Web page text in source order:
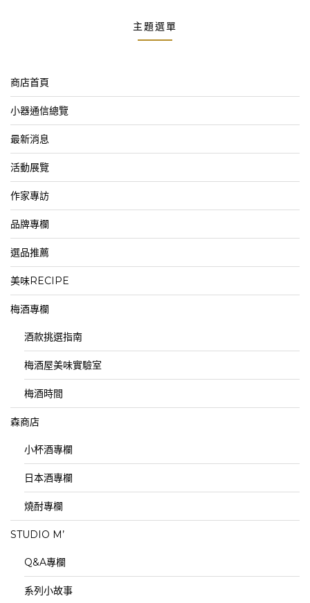
主題選單
商店首頁
小器通信總覽
最新消息
活動展覽
作家專訪
品牌專欄
選品推薦
美味RECIPE
梅酒專欄
酒款挑選指南
梅酒屋美味實驗室
梅酒時間
森商店
小杯酒專欄
日本酒專欄
燒酎專欄
STUDIO M’
Q&A專欄
系列小故事